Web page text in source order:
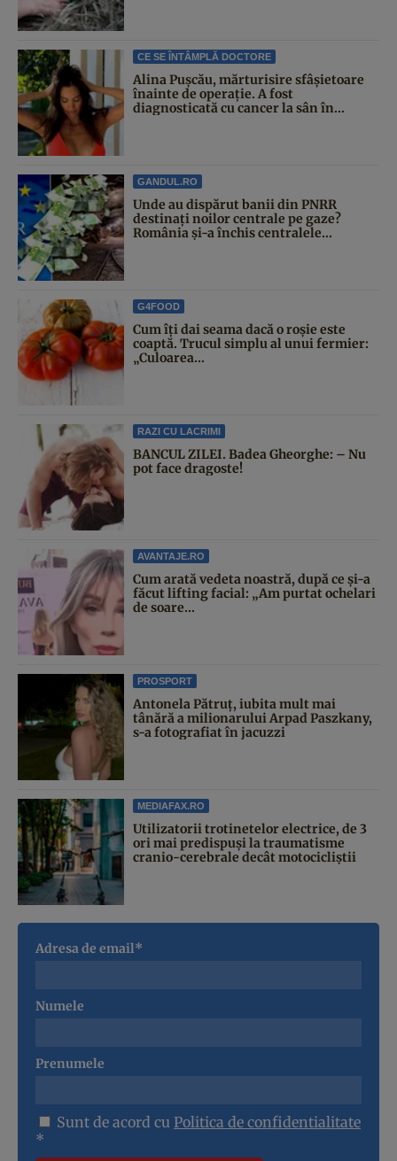
CE SE ÎNTÂMPLĂ DOCTORE
Alina Pușcău, mărturisire sfâșietoare
înainte de operație. A fost
diagnosticată cu cancer la sân în...
GANDUL.RO
Unde au dispărut banii din PNRR
destinați noilor centrale pe gaze?
România și-a închis centralele...
G4FOOD
Cum îți dai seama dacă o roșie este
coaptă. Trucul simplu al unui fermier:
„Culoarea...
RAZI CU LACRIMI
BANCUL ZILEI. Badea Gheorghe: – Nu
pot face dragoste!
AVANTAJE.RO
Cum arată vedeta noastră, după ce și-a
făcut lifting facial: „Am purtat ochelari
de soare...
PROSPORT
Antonela Pătruț, iubita mult mai
tânără a milionarului Arpad Paszkany,
s-a fotografiat în jacuzzi
MEDIAFAX.RO
Utilizatorii trotinetelor electrice, de 3
ori mai predispuși la traumatisme
cranio-cerebrale decât motocicliștii
Adresa de email*
Numele
Prenumele
Sunt de acord cu Politica de confidentialitate
*